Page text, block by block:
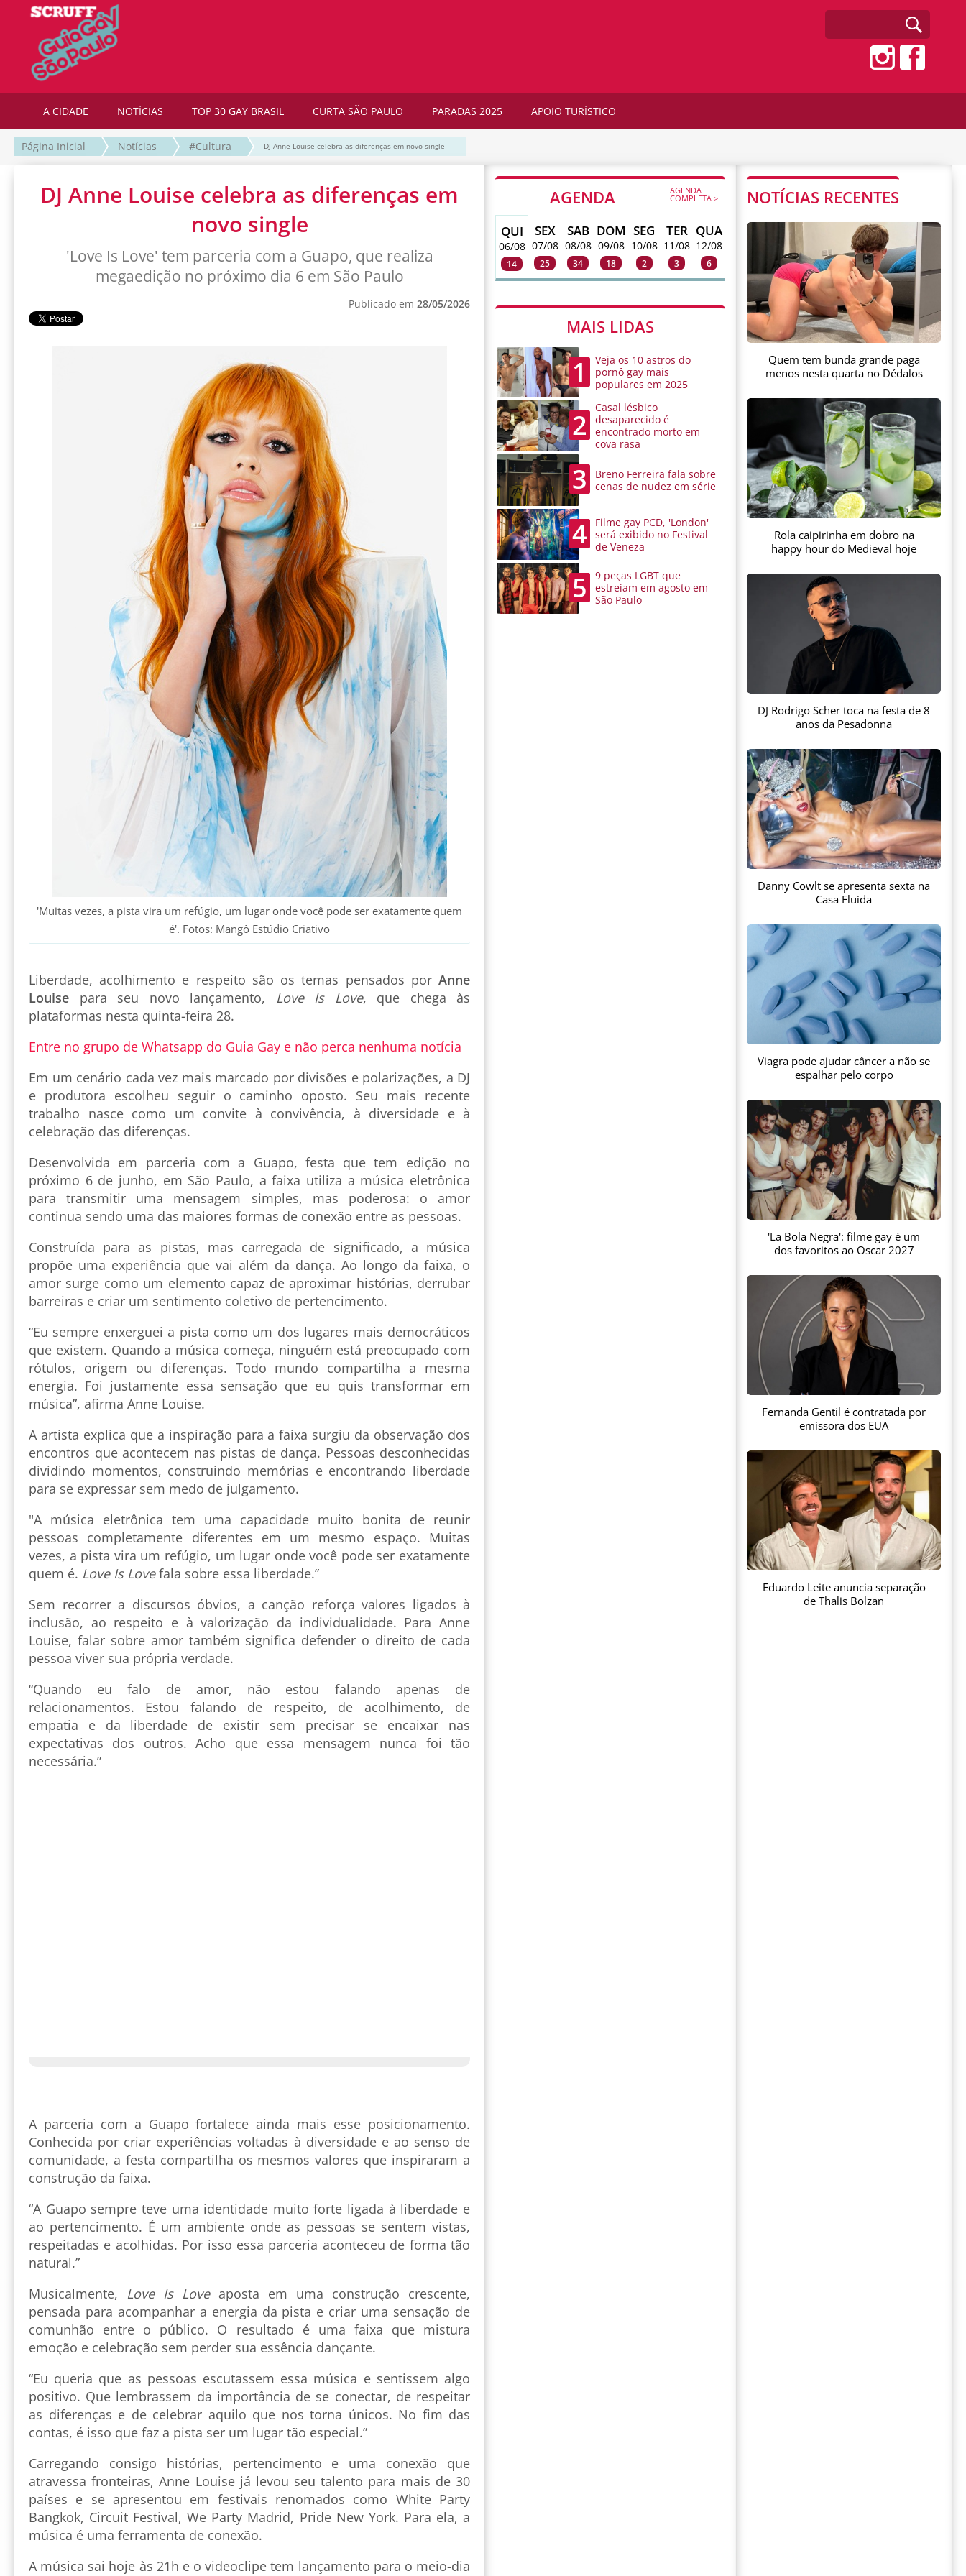
A CIDADE NOTÍCIAS TOP 30 GAY BRASIL CURTA SÃO PAULO PARADAS 2025 APOIO TURÍSTICO
Página Inicial Notícias #Cultura DJ Anne Louise celebra as diferenças em novo single
DJ Anne Louise celebra as diferenças em
novo single
'Love Is Love' tem parceria com a Guapo, que realiza
megaedição no próximo dia 6 em São Paulo
Publicado em 28/05/2026
'Muitas vezes, a pista vira um refúgio, um lugar onde você pode ser exatamente quem
é'. Fotos: Mangô Estúdio Criativo
Liberdade, acolhimento e respeito são os temas pensados por Anne
Louise para seu novo lançamento, Love Is Love, que chega às
plataformas nesta quinta-feira 28.
Entre no grupo de Whatsapp do Guia Gay e não perca nenhuma notícia
Em um cenário cada vez mais marcado por divisões e polarizações, a DJ
e produtora escolheu seguir o caminho oposto. Seu mais recente
trabalho nasce como um convite à convivência, à diversidade e à
celebração das diferenças.
Desenvolvida em parceria com a Guapo, festa que tem edição no
próximo 6 de junho, em São Paulo, a faixa utiliza a música eletrônica
para transmitir uma mensagem simples, mas poderosa: o amor
continua sendo uma das maiores formas de conexão entre as pessoas.
Construída para as pistas, mas carregada de significado, a música
propõe uma experiência que vai além da dança. Ao longo da faixa, o
amor surge como um elemento capaz de aproximar histórias, derrubar
barreiras e criar um sentimento coletivo de pertencimento.
“Eu sempre enxerguei a pista como um dos lugares mais democráticos
que existem. Quando a música começa, ninguém está preocupado com
rótulos, origem ou diferenças. Todo mundo compartilha a mesma
energia. Foi justamente essa sensação que eu quis transformar em
música”, afirma Anne Louise.
A artista explica que a inspiração para a faixa surgiu da observação dos
encontros que acontecem nas pistas de dança. Pessoas desconhecidas
dividindo momentos, construindo memórias e encontrando liberdade
para se expressar sem medo de julgamento.
"A música eletrônica tem uma capacidade muito bonita de reunir
pessoas completamente diferentes em um mesmo espaço. Muitas
vezes, a pista vira um refúgio, um lugar onde você pode ser exatamente
quem é. Love Is Lovefala sobre essa liberdade.”
Sem recorrer a discursos óbvios, a canção reforça valores ligados à
inclusão, ao respeito e à valorização da individualidade. Para Anne
Louise, falar sobre amor também significa defender o direito de cada
pessoa viver sua própria verdade.
“Quando eu falo de amor, não estou falando apenas de
relacionamentos. Estou falando de respeito, de acolhimento, de
empatia e da liberdade de existir sem precisar se encaixar nas
expectativas dos outros. Acho que essa mensagem nunca foi tão
necessária.”
A parceria com a Guapo fortalece ainda mais esse posicionamento.
Conhecida por criar experiências voltadas à diversidade e ao senso de
comunidade, a festa compartilha os mesmos valores que inspiraram a
construção da faixa.
“A Guapo sempre teve uma identidade muito forte ligada à liberdade e
ao pertencimento. É um ambiente onde as pessoas se sentem vistas,
respeitadas e acolhidas. Por isso essa parceria aconteceu de forma tão
natural.”
Musicalmente, Love Is Loveaposta em uma construção crescente,
pensada para acompanhar a energia da pista e criar uma sensação de
comunhão entre o público. O resultado é uma faixa que mistura
emoção e celebração sem perder sua essência dançante.
“Eu queria que as pessoas escutassem essa música e sentissem algo
positivo. Que lembrassem da importância de se conectar, de respeitar
as diferenças e de celebrar aquilo que nos torna únicos. No fim das
contas, é isso que faz a pista ser um lugar tão especial.”
Carregando consigo histórias, pertencimento e uma conexão que
atravessa fronteiras, Anne Louise já levou seu talento para mais de 30
países e se apresentou em festivais renomados como White Party
Bangkok, Circuit Festival, We Party Madrid, Pride New York. Para ela, a
música é uma ferramenta de conexão.
A música sai hoje às 21h e o videoclipe tem lançamento para o meio-dia
AGENDA AGENDA
COMPLETA >
QUI
06/08
14
SEX
07/08
25
SAB
08/08
34
DOM
09/08
18
SEG
10/08
2
TER
11/08
3
QUA
12/08
6
MAIS LIDAS
1
Veja os 10 astros do
pornô gay mais
populares em 2025
2
Casal lésbico
desaparecido é
encontrado morto em
cova rasa
3
Breno Ferreira fala sobre
cenas de nudez em série
4
Filme gay PCD, 'London'
será exibido no Festival
de Veneza
5
9 peças LGBT que
estreiam em agosto em
São Paulo
NOTÍCIAS RECENTES
Quem tem bunda grande paga
menos nesta quarta no Dédalos
Rola caipirinha em dobro na
happy hour do Medieval hoje
DJ Rodrigo Scher toca na festa de 8
anos da Pesadonna
Danny Cowlt se apresenta sexta na
Casa Fluida
Viagra pode ajudar câncer a não se
espalhar pelo corpo
'La Bola Negra': filme gay é um
dos favoritos ao Oscar 2027
Fernanda Gentil é contratada por
emissora dos EUA
Eduardo Leite anuncia separação
de Thalis Bolzan